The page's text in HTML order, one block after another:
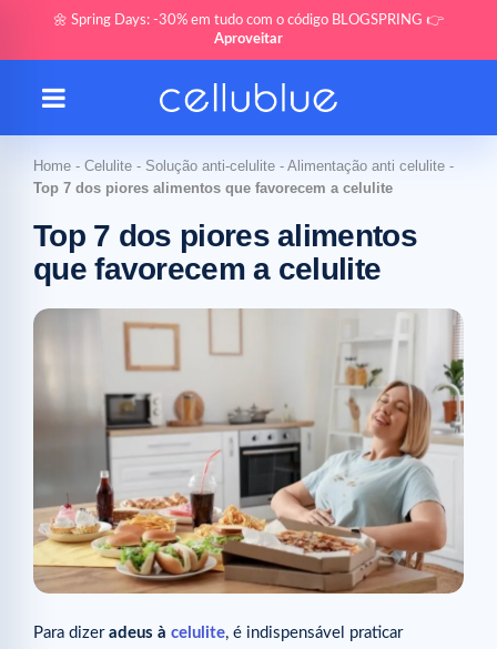
🌼 Spring Days: -30% em tudo com o código BLOGSPRING 👉
Aproveitar
Home - Celulite - Solução anti-celulite - Alimentação anti celulite -
Top 7 dos piores alimentos que favorecem a celulite
Top 7 dos piores alimentos
que favorecem a celulite
Para dizer adeus à celulite, é indispensável praticar